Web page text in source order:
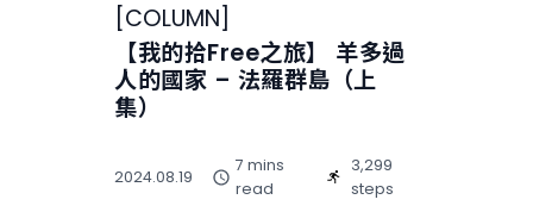
[COLUMN]
【我的拾Free之旅】 羊多過
人的國家 – 法羅群島（上
集）
2024.08.19
7 mins
read
3,299
steps